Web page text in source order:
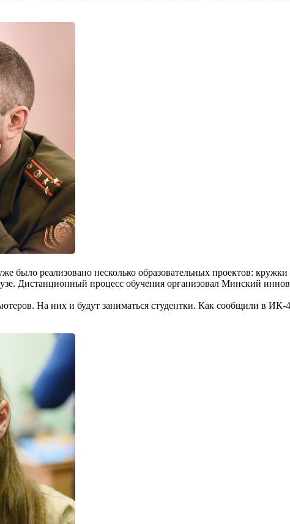
было реализовано несколько образовательных проектов:
Дистанционный процесс обучения организовал Минский
На них и будут заниматься студентки. Как сообщили в